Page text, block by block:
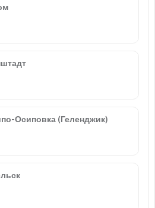
Осиповка (Геленджик)